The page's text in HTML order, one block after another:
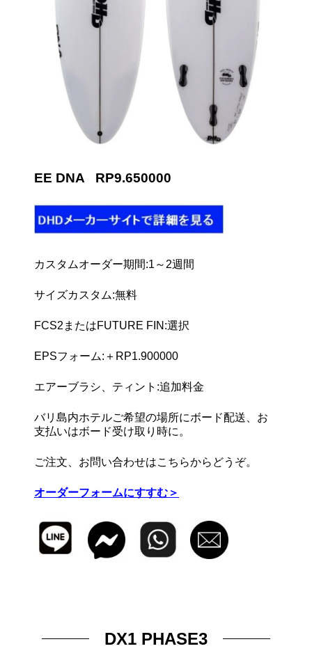
EE DNA RP9.650000
カスタムオーダー期間:1～2週間
サイズカスタム:無料
FCS2またはFUTURE FIN:選択
EPSフォーム:＋RP1.900000
エアーブラシ、ティント:追加料金
バリ島内ホテルご希望の場所にボード配送、お
支払いはボード受け取り時に。
ご注文、お問い合わせはこちらからどうぞ。
オーダーフォームにすすむ＞
DX1 PHASE3